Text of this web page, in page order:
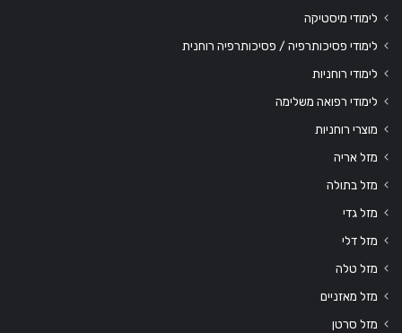
לימודי מיסטיקה
לימודי פסיכותרפיה / פסיכותרפיה רוחנית
לימודי רוחניות
לימודי רפואה משלימה
מוצרי רוחניות
מזל אריה
מזל בתולה
מזל גדי
מזל דלי
מזל טלה
מזל מאזניים
מזל סרטן